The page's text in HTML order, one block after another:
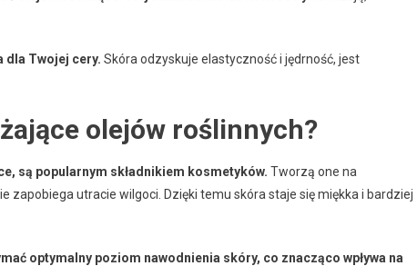
dla Twojej cery. Skóra odzyskuje elastyczność i jędrność, jest
olejów roślinnych?
są popularnym składnikiem kosmetyków. Tworzą one na
utracie wilgoci. Dzięki temu skóra staje się miękka i bardziej
optymalny poziom nawodnienia skóry, co znacząco wpływa na